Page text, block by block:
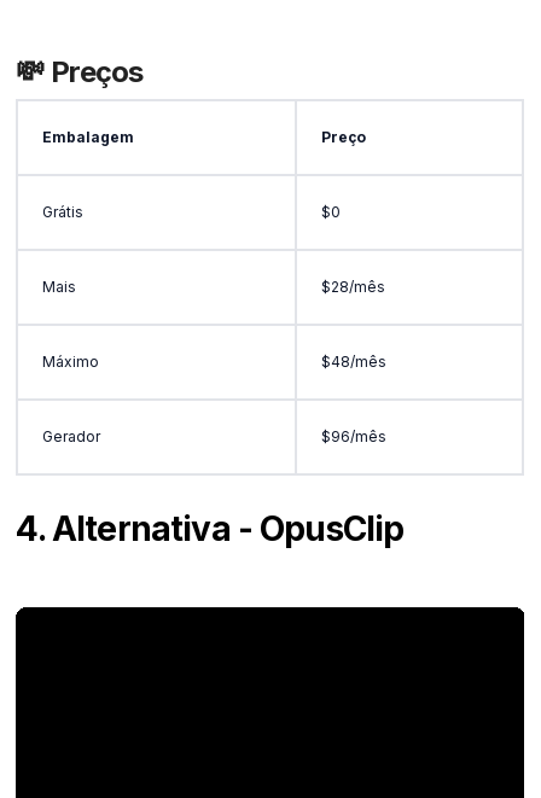
💸 Preços
Embalagem Preço
Grátis $0
Mais $28/mês
Máximo $48/mês
Gerador $96/mês
4. Alternativa - OpusClip